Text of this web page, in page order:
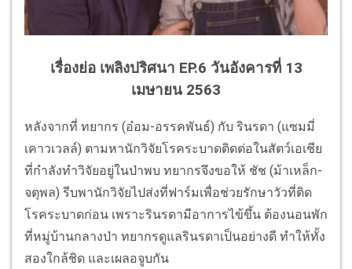
เรื่องย่อ เพลิงปริศนา EP.6 วันอังคารที่ 13
เมษายน 2563
หลังจากที่ ทยากร (อ๋อม-อรรคพันธ์) กับ รินรดา (แซมมี่
เคาวเวลล์) ตามหานักวิจัยโรคระบาดติดต่อในสัตว์เอเชีย
ที่กำลังทำวิจัยอยู่ในป่าพบ ทยากรจึงขอให้ ชัช (ม้าเหล็ก-
จตุพล) รีบพานักวิจัยไปส่งที่ฟาร์มเพื่อช่วยรักษาวัวที่ติด
โรคระบาดก่อน เพราะรินรดามีอาการไข้ขึ้น ต้องนอนพัก
ที่หมู่บ้านกลางป่า ทยากรดูแลรินรดาเป็นอย่างดี ทำให้ทั้ง
สองใกล้ชิด และเผลอจูบกัน